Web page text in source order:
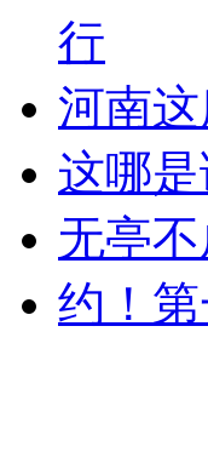
行
河南
这哪
无亭
约！